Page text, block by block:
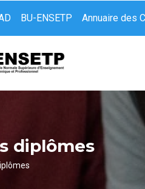
BU-ENSETP Annuaire des
diplômes